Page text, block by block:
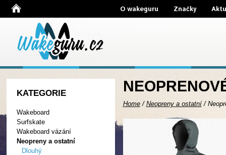
O wakeguru Značky
KATEGORIE
Wakeboard
Surfskate
Wakeboard vázání
Neopreny a ostatní
Dlouhý
Home/ Neopreny a ostatní/